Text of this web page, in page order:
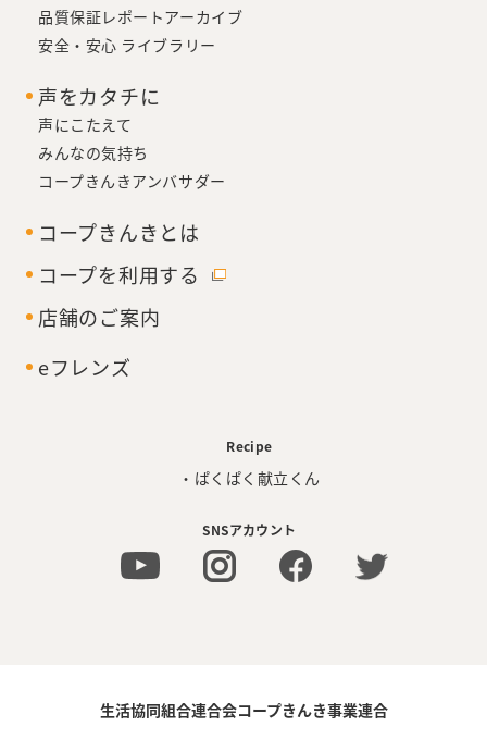
品質保証レポートアーカイブ
安全・安心 ライブラリー
声をカタチに
声にこたえて
みんなの気持ち
コープきんきアンバサダー
コープきんきとは
コープを利用する
店舗のご案内
eフレンズ
Recipe
・ぱくぱく献立くん
SNSアカウント
生活協同組合連合会コープきんき事業連合